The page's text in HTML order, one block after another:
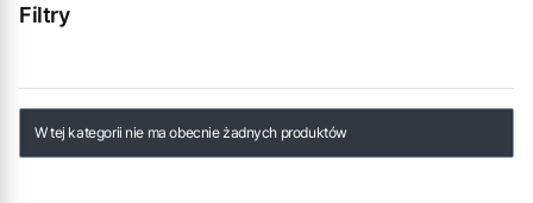
Filtry
Lista produktów
W tej kategorii nie ma obecnie żadnych produktów